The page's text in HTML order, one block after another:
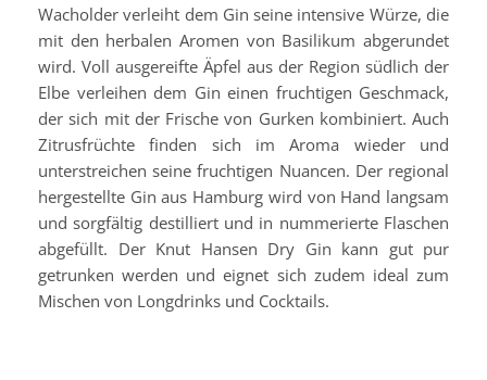
Wacholder verleiht dem Gin seine intensive Würze, die
mit den herbalen Aromen von Basilikum abgerundet
wird. Voll ausgereifte Äpfel aus der Region südlich der
Elbe verleihen dem Gin einen fruchtigen Geschmack,
der sich mit der Frische von Gurken kombiniert. Auch
Zitrusfrüchte finden sich im Aroma wieder und
unterstreichen seine fruchtigen Nuancen. Der regional
hergestellte Gin aus Hamburg wird von Hand langsam
und sorgfältig destilliert und in nummerierte Flaschen
abgefüllt. Der Knut Hansen Dry Gin kann gut pur
getrunken werden und eignet sich zudem ideal zum
Mischen von Longdrinks und Cocktails.